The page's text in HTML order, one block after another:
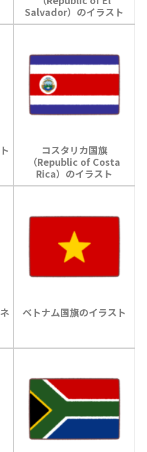
Salvador）のイラスト
コスタリカ国旗
（Republic of Costa
Rica）のイラスト
ベトナム国旗のイラスト